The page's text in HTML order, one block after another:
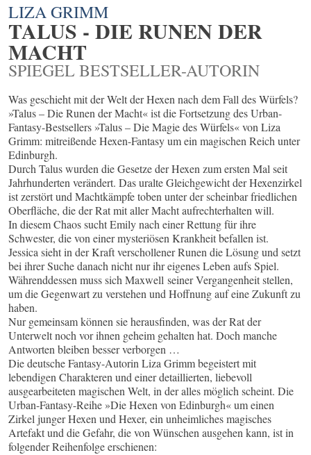
LIZA GRIMM
TALUS - DIE RUNEN DER
MACHT
SPIEGEL BESTSELLER-AUTORIN
Was geschieht mit der Welt der Hexen nach dem Fall des Würfels?
»Talus – Die Runen der Macht« ist die Fortsetzung des Urban-
Fantasy-Bestsellers »Talus – Die Magie des Würfels« von Liza
Grimm: mitreißende Hexen-Fantasy um ein magischen Reich unter
Edinburgh.
Durch Talus wurden die Gesetze der Hexen zum ersten Mal seit
Jahrhunderten verändert. Das uralte Gleichgewicht der Hexenzirkel
ist zerstört und Machtkämpfe toben unter der scheinbar friedlichen
Oberfläche, die der Rat mit aller Macht aufrechterhalten will.
In diesem Chaos sucht Emily nach einer Rettung für ihre
Schwester, die von einer mysteriösen Krankheit befallen ist.
Jessica sieht in der Kraft verschollener Runen die Lösung und setzt
bei ihrer Suche danach nicht nur ihr eigenes Leben aufs Spiel.
Währenddessen muss sich Maxwell seiner Vergangenheit stellen,
um die Gegenwart zu verstehen und Hoffnung auf eine Zukunft zu
haben.
Nur gemeinsam können sie herausfinden, was der Rat der
Unterwelt noch vor ihnen geheim gehalten hat. Doch manche
Antworten bleiben besser verborgen …
Die deutsche Fantasy-Autorin Liza Grimm begeistert mit
lebendigen Charakteren und einer detaillierten, liebevoll
ausgearbeiteten magischen Welt, in der alles möglich scheint. Die
Urban-Fantasy-Reihe »Die Hexen von Edinburgh« um einen
Zirkel junger Hexen und Hexer, ein unheimliches magisches
Artefakt und die Gefahr, die von Wünschen ausgehen kann, ist in
folgender Reihenfolge erschienen: